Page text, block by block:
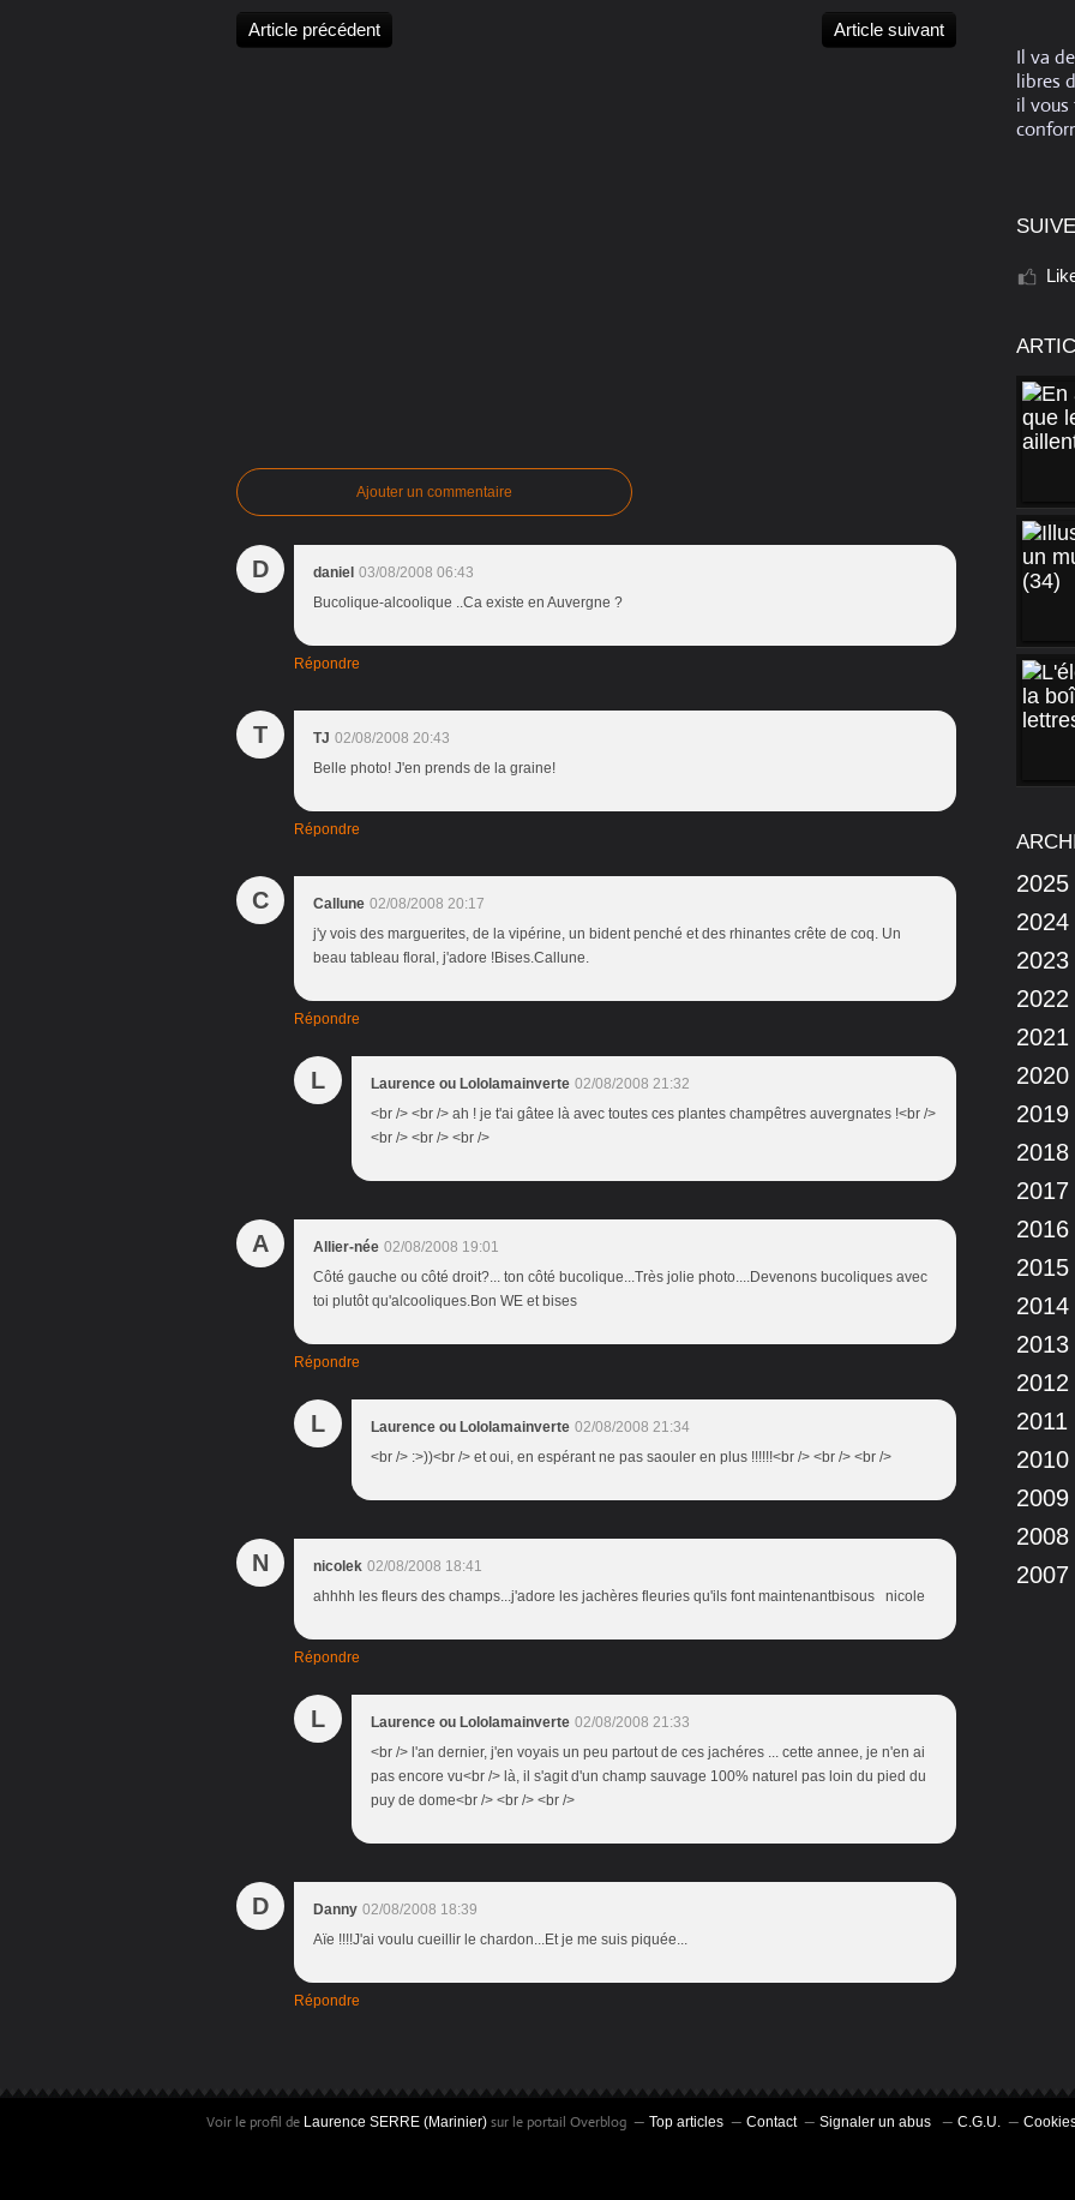
Article précédent Article suivant
Ajouter un commentaire
D daniel 03/08/2008 06:43
Bucolique-alcoolique ..Ca existe en Auvergne ?
Répondre
T TJ 02/08/2008 20:43
Belle photo! J'en prends de la graine!
Répondre
C Callune 02/08/2008 20:17
j'y vois des marguerites, de la vipérine, un bident penché et des rhinantes crête de coq. Un
beau tableau floral, j'adore !Bises.Callune.
Répondre
L Laurence ou Lololamainverte 02/08/2008 21:32
<br /> <br /> ah ! je t'ai gâtee là avec toutes ces plantes champêtres auvergnates !<br />
<br /> <br /> <br />
A Allier-née 02/08/2008 19:01
Côté gauche ou côté droit?... ton côté bucolique...Très jolie photo....Devenons bucoliques avec
toi plutôt qu'alcooliques.Bon WE et bises
Répondre
L Laurence ou Lololamainverte 02/08/2008 21:34
<br /> :>))<br /> et oui, en espérant ne pas saouler en plus !!!!!!<br /> <br /> <br />
N nicolek 02/08/2008 18:41
ahhhh les fleurs des champs...j'adore les jachères fleuries qu'ils font maintenantbisous nicole
Répondre
L Laurence ou Lololamainverte 02/08/2008 21:33
<br /> l'an dernier, j'en voyais un peu partout de ces jachéres ... cette annee, je n'en ai
pas encore vu<br /> là, il s'agit d'un champ sauvage 100% naturel pas loin du pied du
puy de dome<br /> <br /> <br />
D Danny 02/08/2008 18:39
Aïe !!!!J'ai voulu cueillir le chardon...Et je me suis piquée...
Répondre
Il va
libres
il vous
2025
2024
2023
2022
2021
2020
2019
2018
2017
2016
2015
2014
2013
2012
2011
2010
2009
2008
2007
Voir le profil de Laurence SERRE (Marinier) sur le portail Overblog Top articles Contact Signaler un abus C.G.U.